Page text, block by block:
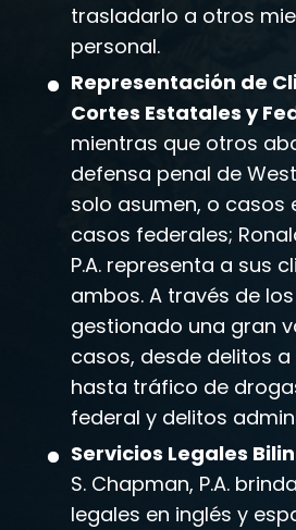
trasladarlo a otros
personal.
Representación de
Cortes Estatales y
mientras que otros
defensa penal de
solo asumen, o casos
casos federales;
P.A. representa a sus
ambos. A través de
gestionado una gran
casos, desde delitos
hasta tráfico de
federal y delitos
Servicios Legales
S. Chapman, P.A.
legales en inglés y